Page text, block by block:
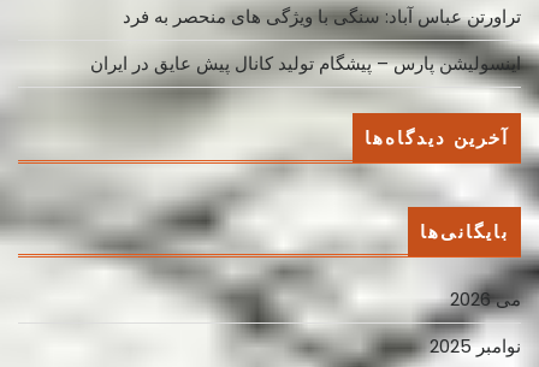
تراورتن عباس آباد: سنگی با ویژگی های منحصر به فرد
اینسولیشن پارس – پیشگام تولید کانال پیش عایق در ایران
آخرین دیدگاه‌ها
بایگانی‌ها
می 2026
نوامبر 2025